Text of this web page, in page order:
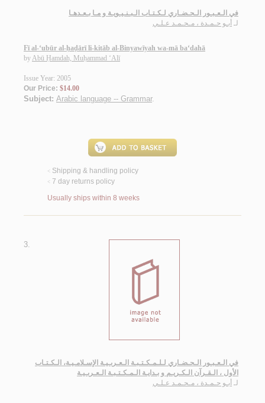
في الـعـبـور الـحـضـاري لـكـتـاب الـبـنـيـويـة و مـا بـعـدهـا
لـ أبـو حـمـدة ، مـحـمـد عـلـي
Fī al-‘ubūr al-ḥaḍārī li-kitāb al-Binyawīyah wa-mā ba‘dahā
byAbū Ḥamdah, Muḥammad ‘Alī
Issue Year: 2005
Our Price: $14.00
Subject: Arabic language -- Grammar.
< Shipping & handling policy
< 7 day returns policy
Usually ships within 8 weeks
3.
في الـعـبـور الـحـضـاري لـلـمـكـتـبـة الـعـربـيـة الإسـلامـيـة، الـكـتـاب
الأول ، الـقـرآن الـكـريـم و بـدايـة الـمـكـتـبـة الـعـربـيـة
لـ أبـو حـمـدة ، مـحـمـد عـلـي